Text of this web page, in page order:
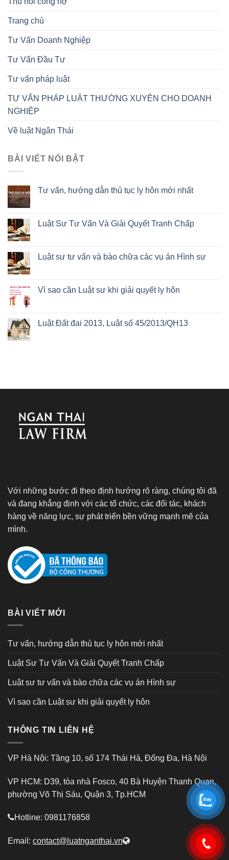
Trang chủ
Tư Vấn Doanh Nghiệp
Tư Vấn Đầu Tư
Tư vấn pháp luật
TƯ VẤN PHÁP LUẬT THƯỜNG XUYÊN CHO DOANH
NGHIỆP
Về luật Ngân Thái
BÀI VIẾT NỔI BẬT
Tư vấn, hướng dẫn thủ tục ly hôn mới nhất
Luật Sư Tư Vấn Và Giải Quyết Tranh Chấp
Luật sư tư vấn và bào chữa các vụ án Hình sự
Vì sao cần Luật sư khi giải quyết ly hôn
Luật Đất đai 2013, Luật số 45/2013/QH13
Với những bước đi theo định hướng rõ ràng, chúng tôi đã
và đang khẳng định với các tổ chức, các đối tác, khách
hàng về năng lực, sự phát triển bền vững mạnh mẽ của
mình.
BÀI VIẾT MỚI
Tư vấn, hướng dẫn thủ tục ly hôn mới nhất
Luật Sư Tư Vấn Và Giải Quyết Tranh Chấp
Luật sư tư vấn và bào chữa các vụ án Hình sự
Vì sao cần Luật sư khi giải quyết ly hôn
THÔNG TIN LIÊN HỆ
VP Hà Nội: Tầng 10, số 174 Thái Hà, Đống Đa, Hà Nội
VP HCM: D39, tòa nhà Fosco, 40 Bà Huyện Thanh Quan,
phường Võ Thị Sáu, Quận 3, Tp.HCM
Hotline: 0981176858
Email: contact@luatnganthai.vn